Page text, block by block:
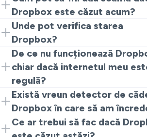
Dropbox este căzut acum?
Dacă te întrebi dacă Dropbox este
acum, începe aici și verifică rapoartele
live. Dacă vezi o creștere bruscă, este
probabil o adevărată întrerupere
Dacă rapoartele rămân scăzute,
este doar dispozitivul sau rețeaua ta.
Unde pot verifica starea
Dropbox?
Această pagină oferă o vedere rapidă
stării Dropbox pe baza rapoartelor
utilizatorilor. Pentru o confirmare
poți verifica și pagina de stare Dropbox
direct de la Dropbox.
De ce nu funcționează
chiar dacă internetul meu
regulă?
Dropbox poate să nu funcționeze
dacă alte lucruri se încarcă. Uneori,
serverele Dropbox au probleme sau o
funcție specifică precum login-ul sau
Există vreun detector de
Dropbox în care să am
Da. Această pagină funcționează ca
detector de căderi Dropbox deoarece
Ce ar trebui să fac dacă